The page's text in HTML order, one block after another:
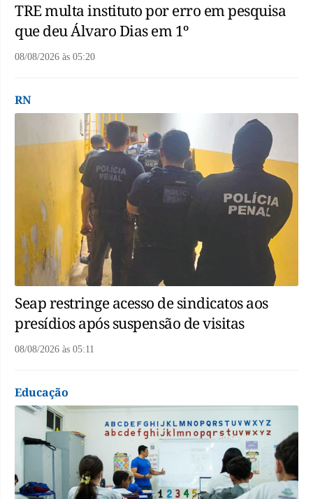
TRE multa instituto por erro em pesquisa
que deu Álvaro Dias em 1º
08/08/2026 às 05:20
RN
Seap restringe acesso de sindicatos aos
presídios após suspensão de visitas
08/08/2026 às 05:11
Educação